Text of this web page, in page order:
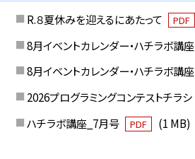
R.８夏休みを迎えるにあたって PDF
8月イベントカレンダー・ハチラボ講座
8月イベントカレンダー・ハチラボ講座
2026プログラミングコンテストチラシ
ハチラボ講座_7月号
PDF (1 MB)